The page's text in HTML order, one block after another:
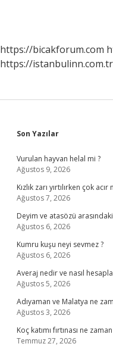
https://bicakforum.com
https://istanbulinn.com.tr
Sidebar
Son Yazılar
Vurulan hayvan helal mi ?
Ağustos 9, 2026
Kızlık zarı yırtılırken çok acır
Ağustos 7, 2026
Deyim ve atasözü
Ağustos 6, 2026
Kumru kuşu neyi sevmez ?
Ağustos 6, 2026
Averaj nedir ve nasıl
Ağustos 5, 2026
Adıyaman ve Malatya ne
Ağustos 3, 2026
Koç katımı fırtınası ne
Temmuz 27, 2026